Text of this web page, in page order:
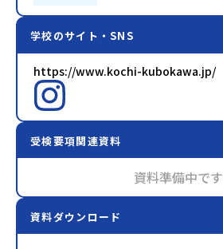
学校のサイト・SNS
https://www.kochi-kubokawa.jp/
受検要項関連資料
資料準備中です
資料ダウンロード